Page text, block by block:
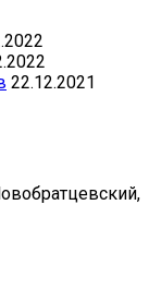
22.12.2021